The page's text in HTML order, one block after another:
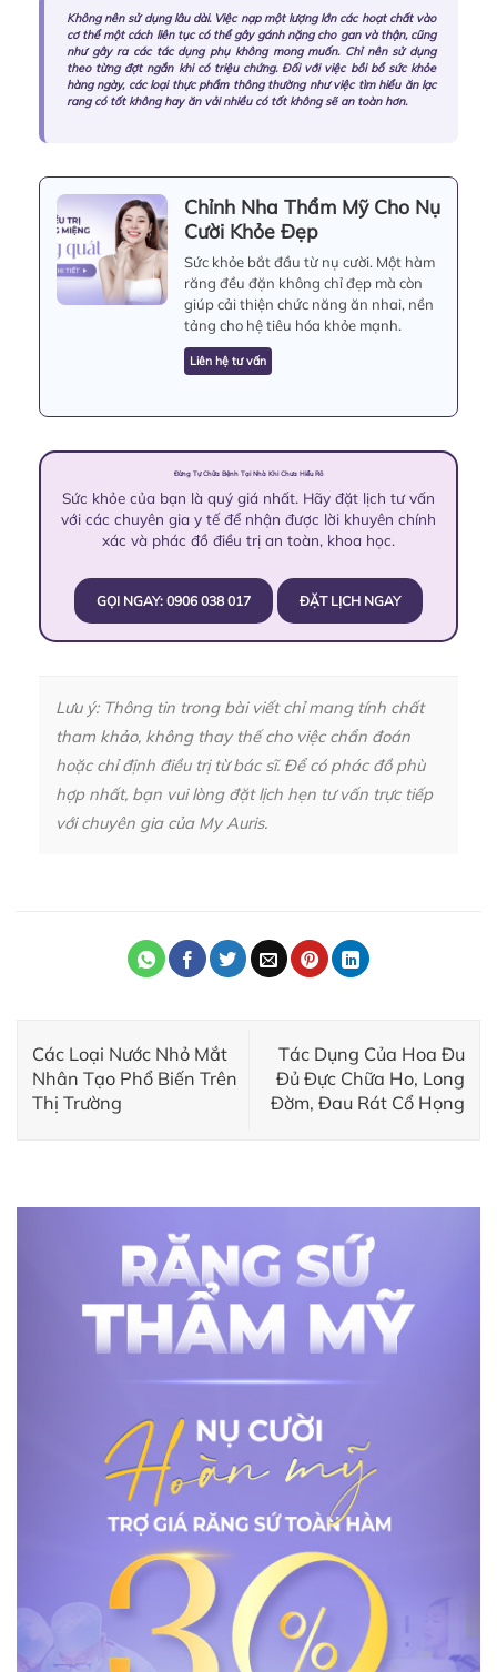
Không nên sử dụng lâu dài. Việc nạp một lượng lớn các hoạt chất vào
cơ thể một cách liên tục có thể gây gánh nặng cho gan và thận, cũng
như gây ra các tác dụng phụ không mong muốn. Chỉ nên sử dụng
theo từng đợt ngắn khi có triệu chứng. Đối với việc bồi bổ sức khỏe
hàng ngày, các loại thực phẩm thông thường như việc tìm hiểu ăn lạc
rang có tốt khônghay ăn vải nhiều có tốt khôngsẽ an toàn hơn.
Chỉnh Nha Thẩm Mỹ Cho Nụ
Cười Khỏe Đẹp
Sức khỏe bắt đầu từ nụ cười. Một hàm
răng đều đặn không chỉ đẹp mà còn
giúp cải thiện chức năng ăn nhai, nền
tảng cho hệ tiêu hóa khỏe mạnh.
Liên hệ tư vấn
Đừng Tự Chữa Bệnh Tại Nhà Khi Chưa Hiểu Rõ
Sức khỏe của bạn là quý giá nhất. Hãy đặt lịch tư vấn
với các chuyên gia y tế để nhận được lời khuyên chính
xác và phác đồ điều trị an toàn, khoa học.
GỌI NGAY: 0906 038 017 ĐẶT LỊCH NGAY
Lưu ý: Thông tin trong bài viết chỉ mang tính chất
tham khảo, không thay thế cho việc chẩn đoán
hoặc chỉ định điều trị từ bác sĩ. Để có phác đồ phù
hợp nhất, bạn vui lòng đặt lịch hẹn tư vấn trực tiếp
với chuyên gia của My Auris.
Các Loại Nước Nhỏ Mắt
Nhân Tạo Phổ Biến Trên
Thị Trường
Tác Dụng Của Hoa Đu
Đủ Đực Chữa Ho, Long
Đờm, Đau Rát Cổ Họng